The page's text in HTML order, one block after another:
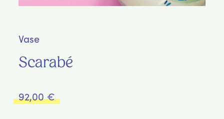
Vase
Scarabé
92,00€